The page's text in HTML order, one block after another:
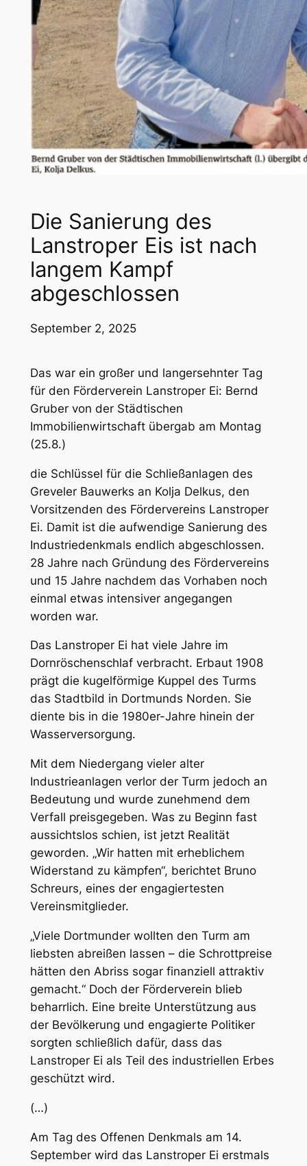
Die Sanierung des
Lanstroper Eis ist nach
langem Kampf
abgeschlossen
September 2, 2025
Das war ein großer und langersehnter Tag
für den Förderverein Lanstroper Ei: Bernd
Gruber von der Städtischen
Immobilienwirtschaft übergab am Montag
(25.8.)
die Schlüssel für die Schließanlagen des
Greveler Bauwerks an Kolja Delkus, den
Vorsitzenden des Fördervereins Lanstroper
Ei. Damit ist die aufwendige Sanierung des
Industriedenkmals endlich abgeschlossen.
28 Jahre nach Gründung des Fördervereins
und 15 Jahre nachdem das Vorhaben noch
einmal etwas intensiver angegangen
worden war.
Das Lanstroper Ei hat viele Jahre im
Dornröschenschlaf verbracht. Erbaut 1908
prägt die kugelförmige Kuppel des Turms
das Stadtbild in Dortmunds Norden. Sie
diente bis in die 1980er-Jahre hinein der
Wasserversorgung.
Mit dem Niedergang vieler alter
Industrieanlagen verlor der Turm jedoch an
Bedeutung und wurde zunehmend dem
Verfall preisgegeben. Was zu Beginn fast
aussichtslos schien, ist jetzt Realität
geworden. „Wir hatten mit erheblichem
Widerstand zu kämpfen“, berichtet Bruno
Schreurs, eines der engagiertesten
Vereinsmitglieder.
„Viele Dortmunder wollten den Turm am
liebsten abreißen lassen – die Schrottpreise
hätten den Abriss sogar finanziell attraktiv
gemacht.“ Doch der Förderverein blieb
beharrlich. Eine breite Unterstützung aus
der Bevölkerung und engagierte Politiker
sorgten schließlich dafür, dass das
Lanstroper Ei als Teil des industriellen Erbes
geschützt wird.
(…)
Am Tag des Offenen Denkmals am 14.
September wird das Lanstroper Ei erstmals